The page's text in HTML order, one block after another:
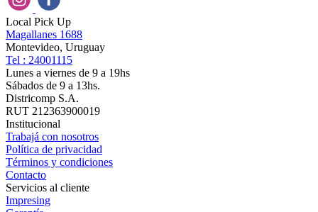
Local Pick Up
Magallanes 1688
Montevideo, Uruguay
Tel : 24001115
Lunes a viernes de 9 a 19hs
Sábados de 9 a 13hs.
Districomp S.A.
RUT 212363900019
Institucional
Trabajá con nosotros
Política de privacidad
Términos y condiciones
Contacto
Servicios al cliente
Impresing